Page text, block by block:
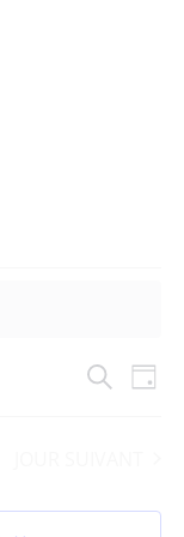
de
RECHERCHE
JOUR